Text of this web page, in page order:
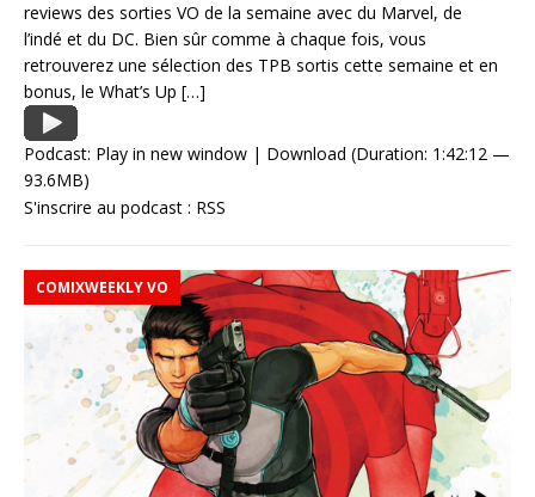
reviews des sorties VO de la semaine avec du Marvel, de
l’indé et du DC. Bien sûr comme à chaque fois, vous
retrouverez une sélection des TPB sortis cette semaine et en
bonus, le What’s Up […]
Podcast: Play in new window | Download (Duration: 1:42:12 —
93.6MB)
S'inscrire au podcast : RSS
COMIXWEEKLY VO